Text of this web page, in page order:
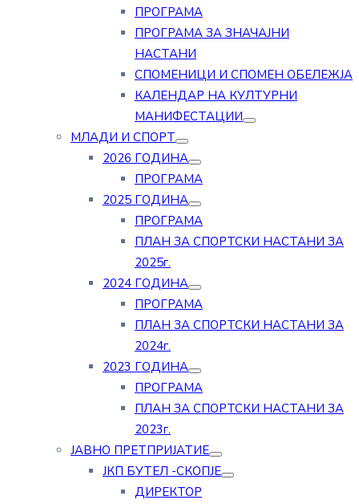
ПРОГРАМА
ПРОГРАМА ЗА ЗНАЧАЈНИ
НАСТАНИ
СПОМЕНИЦИ И СПОМЕН ОБЕЛЕЖЈА
КАЛЕНДАР НА КУЛТУРНИ
МАНИФЕСТАЦИИ
МЛАДИ И СПОРТ
2026 ГОДИНА
ПРОГРАМА
2025 ГОДИНА
ПРОГРАМА
ПЛАН ЗА СПОРТСКИ НАСТАНИ ЗА
2025г.
2024 ГОДИНА
ПРОГРАМА
ПЛАН ЗА СПОРТСКИ НАСТАНИ ЗА
2024г.
2023 ГОДИНА
ПРОГРАМА
ПЛАН ЗА СПОРТСКИ НАСТАНИ ЗА
2023г.
ЈАВНО ПРЕТПРИЈАТИЕ
ЈКП БУТЕЛ -СКОПЈЕ
ДИРЕКТОР